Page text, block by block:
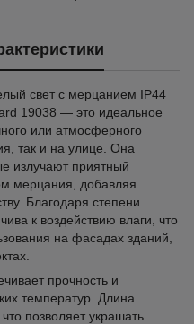
свет с мерцанием IP44
19038 — это идеальное
или атмосферного
так и на улице. Она
излучают приятный
мерцания, добавляя
Благодаря степени
к воздействию влаги, что
на фасадах зданий,
прочность и
температур. Длина
позволяет украшать